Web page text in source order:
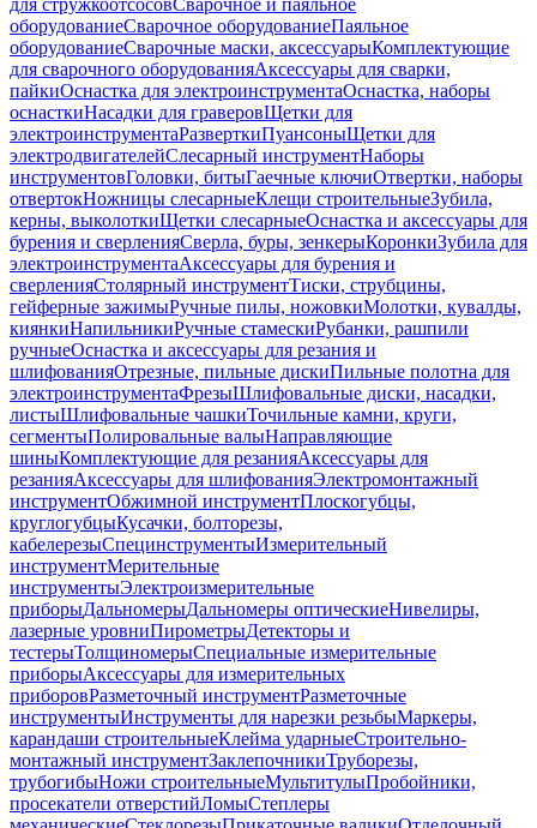
для стружкоотсосовСварочное и паяльное
оборудованиеСварочное оборудованиеПаяльное
оборудованиеСварочные маски, аксессуарыКомплектующие
для сварочного оборудованияАксессуары для сварки,
пайкиОснастка для электроинструментаОснастка, наборы
оснасткиНасадки для граверовЩетки для
электроинструментаРазверткиПуансоныЩетки для
электродвигателейСлесарный инструментНаборы
инструментовГоловки, битыГаечные ключиОтвертки, наборы
отвертокНожницы слесарныеКлещи строительныеЗубила,
керны, выколоткиЩетки слесарныеОснастка и аксессуары для
бурения и сверленияСверла, буры, зенкерыКоронкиЗубила для
электроинструментаАксессуары для бурения и
сверленияСтолярный инструментТиски, струбцины,
гейферные зажимыРучные пилы, ножовкиМолотки, кувалды,
киянкиНапильникиРучные стамескиРубанки, рашпили
ручныеОснастка и аксессуары для резания и
шлифованияОтрезные, пильные дискиПильные полотна для
электроинструментаФрезыШлифовальные диски, насадки,
листыШлифовальные чашкиТочильные камни, круги,
сегментыПолировальные валыНаправляющие
шиныКомплектующие для резанияАксессуары для
резанияАксессуары для шлифованияЭлектромонтажный
инструментОбжимной инструментПлоскогубцы,
круглогубцыКусачки, болторезы,
кабелерезыСпецинструментыИзмерительный
инструментМерительные
инструментыЭлектроизмерительные
приборыДальномерыДальномеры оптическиеНивелиры,
лазерные уровниПирометрыДетекторы и
тестерыТолщиномерыСпециальные измерительные
приборыАксессуары для измерительных
приборовРазметочный инструментРазметочные
инструментыИнструменты для нарезки резьбыМаркеры,
карандаши строительныеКлейма ударныеСтроительно-
монтажный инструментЗаклепочникиТруборезы,
трубогибыНожи строительныеМультитулыПробойники,
просекатели отверстийЛомыСтеплеры